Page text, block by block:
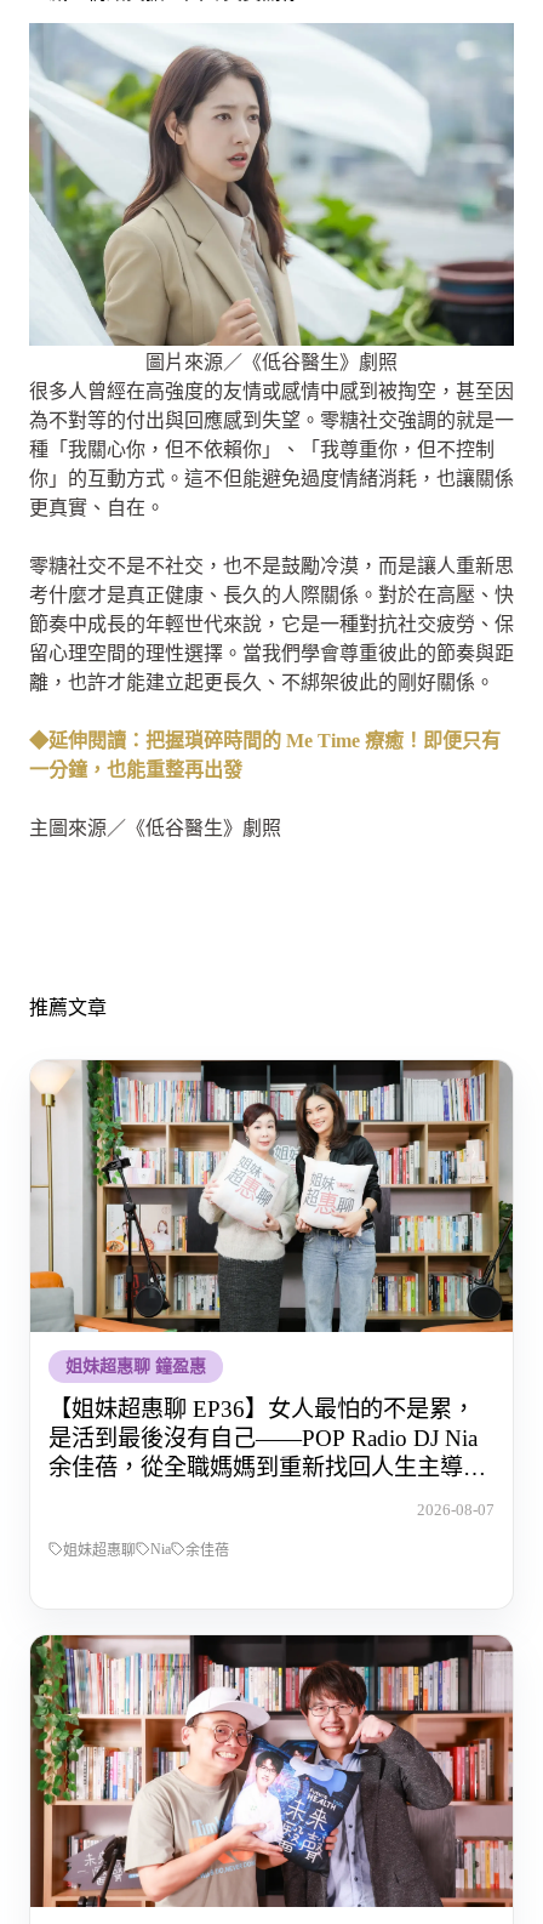
圖片來源／《低谷醫生》劇照
很多人曾經在高強度的友情或感情中感到被掏空，甚至因
為不對等的付出與回應感到失望。零糖社交強調的就是一
種「我關心你，但不依賴你」、「我尊重你，但不控制
你」的互動方式。這不但能避免過度情緒消耗，也讓關係
更真實、自在。
零糖社交不是不社交，也不是鼓勵冷漠，而是讓人重新思
考什麼才是真正健康、長久的人際關係。對於在高壓、快
節奏中成長的年輕世代來說，它是一種對抗社交疲勞、保
留心理空間的理性選擇。當我們學會尊重彼此的節奏與距
離，也許才能建立起更長久、不綁架彼此的剛好關係。
◆延伸閱讀：把握瑣碎時間的 Me Time 療癒！即便只有
一分鐘，也能重整再出發
主圖來源／《低谷醫生》劇照
推薦文章
姐妹超惠聊 鐘盈惠
【姐妹超惠聊 EP36】女人最怕的不是累，
是活到最後沒有自己——POP Radio DJ Nia
余佳蓓，從全職媽媽到重新找回人生主導權
2026-08-07
姐妹超惠聊 Nia 余佳蓓